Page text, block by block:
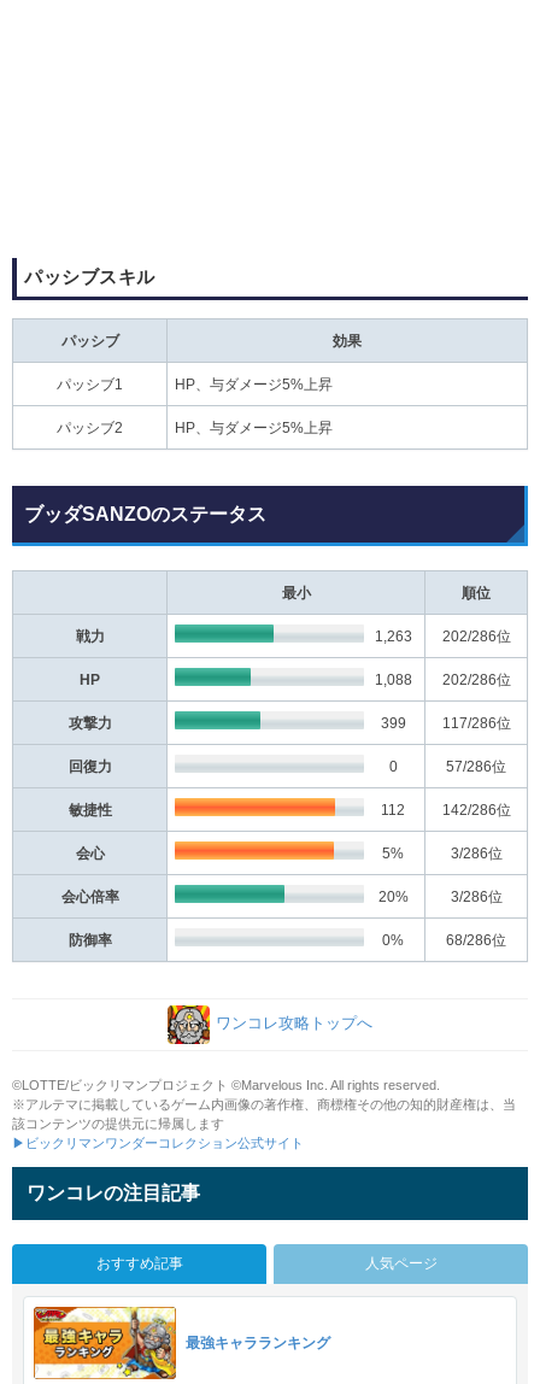
パッシブスキル
パッシブ 効果
パッシブ1 HP、与ダメージ5%上昇
パッシブ2 HP、与ダメージ5%上昇
ブッダSANZOのステータス
最小 順位
戦力 1,263 202/286位
HP 1,088 202/286位
攻撃力 399 117/286位
回復力 0 57/286位
敏捷性 112 142/286位
会心 5% 3/286位
会心倍率 20% 3/286位
防御率 0% 68/286位
ワンコレ攻略トップへ
©LOTTE/ビックリマンプロジェクト ©Marvelous Inc. All rights reserved.
※アルテマに掲載しているゲーム内画像の著作権、商標権その他の知的財産権は、当
該コンテンツの提供元に帰属します
▶ビックリマンワンダーコレクション公式サイト
ワンコレの注目記事
おすすめ記事 人気ページ
最強キャラランキング